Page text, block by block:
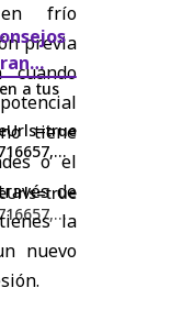
frío
previa
tiene
o el
de
la
nuevo
a tus
su
801f-